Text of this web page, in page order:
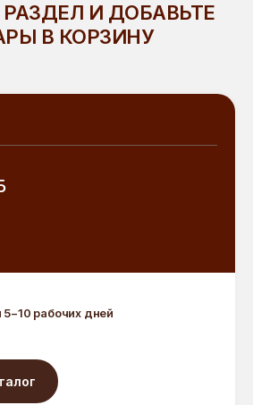
И ДОБАВЬТЕ
В КОРЗИНУ
рабочих дней